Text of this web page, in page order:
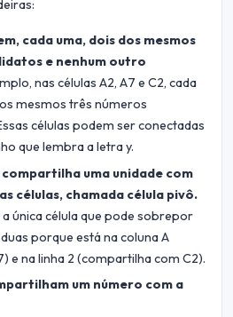
cada uma, dois dos mesmos
e nenhum outro
nas células A2, A7 e C2, cada
mesmos três números
células podem ser conectadas
que lembra a letra y.
compartilha uma unidade com
células, chamada célula pivô.
única célula que pode sobrepor
porque está na coluna A
e na linha 2 (compartilha com C2).
um número com a